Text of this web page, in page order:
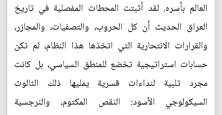
العالم بأسره. لقد أثبتت المحطات المفصلية في تاريخ
العراق الحديث أن كل الحروب، والتصفيات، والمجازر،
والقرارات الانتحارية التي اتخذها هذا النظام، لم تكن
حسابات استراتيجية تخضع للمنطق السياسي، بل كانت
مجرد تلبية لنداءات قسرية يمليها ذلك الثالوث
السيكولوجي الأسود: النقص المكتوم، والنرجسية